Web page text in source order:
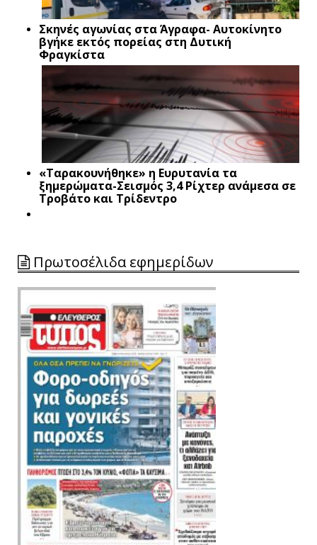
Σκηνές αγωνίας στα Άγραφα- Αυτοκίνητο
βγήκε εκτός πορείας στη Δυτική
Φραγκίστα
«Ταρακουνήθηκε» η Ευρυτανία τα
ξημερώματα-Σεισμός 3,4 Ρίχτερ ανάμεσα σε
Τροβάτο και Τρίδεντρο
Πρωτοσέλιδα εφημερίδων